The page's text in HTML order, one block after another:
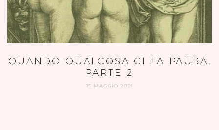
QUANDO QUALCOSA CI FA PAURA,
PARTE 2
15 MAGGIO 2021